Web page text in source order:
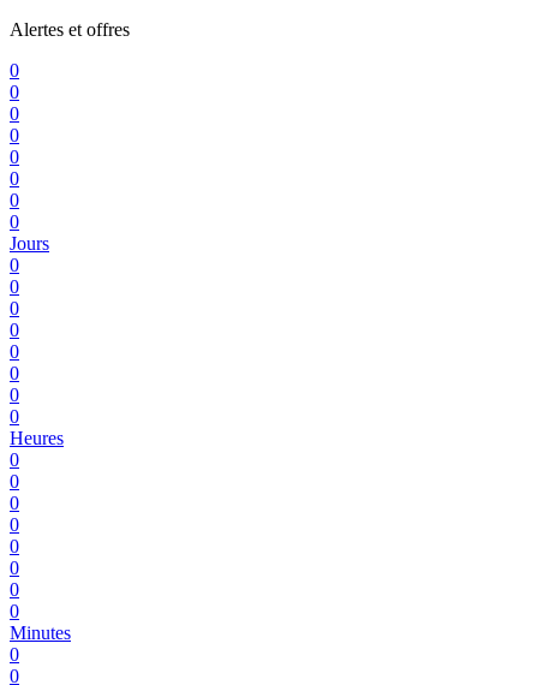
Alertes et offres
0
0
0
0
0
0
0
0
Jours
0
0
0
0
0
0
0
0
Heures
0
0
0
0
0
0
0
0
Minutes
0
0